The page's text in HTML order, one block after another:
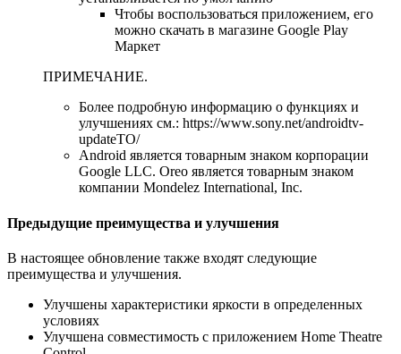
Чтобы воспользоваться приложением, его
можно скачать в магазине Google Play
Маркет
ПРИМЕЧАНИЕ.
Более подробную информацию о функциях и
улучшениях см.: https://www.sony.net/androidtv-
updateTO/
Android является товарным знаком корпорации
Google LLC. Oreo является товарным знаком
компании Mondelez International, Inc.
Предыдущие преимущества и улучшения
В настоящее обновление также входят следующие
преимущества и улучшения.
Улучшены характеристики яркости в определенных
условиях
Улучшена совместимость с приложением Home Theatre